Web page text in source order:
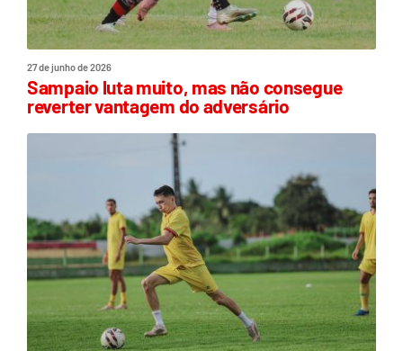
27 de junho de 2026
Sampaio luta muito, mas não consegue
reverter vantagem do adversário